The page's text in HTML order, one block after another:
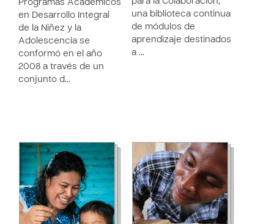
Programas Académicos
en Desarrollo Integral
de la Niñez y la
Adolescencia se
conformó en el año
2008 a través de un
conjunto d…
una biblioteca continua
de módulos de
aprendizaje destinados
a …